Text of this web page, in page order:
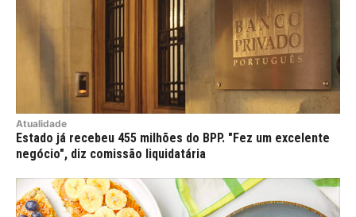
Atualidade
Estado já recebeu 455 milhões do BPP. "Fez um excelente
negócio", diz comissão liquidatária